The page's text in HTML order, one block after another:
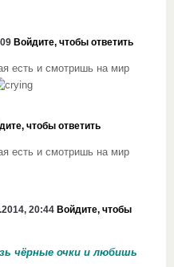
Войдите, чтобы ответить
есть и смотришь на мир
чтобы ответить
есть и смотришь на мир
20:44 Войдите, чтобы
чёрные очки и любишь